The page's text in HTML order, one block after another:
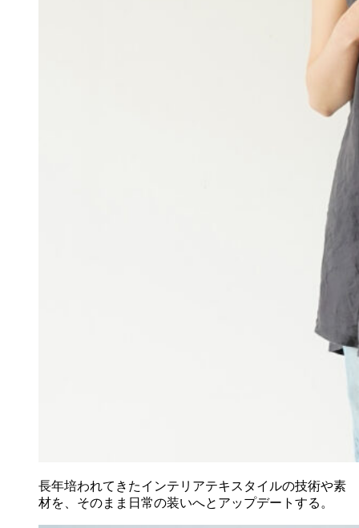
長年培われてきたインテリアテキスタイルの技術や素
材を、そのまま日常の装いへとアップデートする。